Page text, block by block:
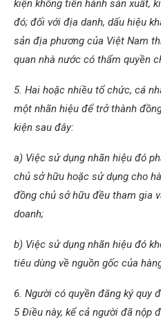
kiện không tiến hành sản xuất,
đó; đối với địa danh, dấu hiệu
sản địa phương của Việt Nam
quan nhà nước có thẩm quyền
5. Hai hoặc nhiều tổ chức, cá
một nhãn hiệu để trở thành
kiện sau đây:
a) Việc sử dụng nhãn hiệu đó
chủ sở hữu hoặc sử dụng cho
đồng chủ sở hữu đều tham gia
doanh;
b) Việc sử dụng nhãn hiệu đó
tiêu dùng về nguồn gốc của
6. Người có quyền đăng ký quy
5 Điều này, kể cả người đã nộp